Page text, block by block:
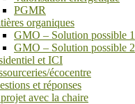
PGMR
organiques
GMO – Solution possible 1
GMO – Solution possible 2
et ICI
écocentre
et réponses
avec la chaire